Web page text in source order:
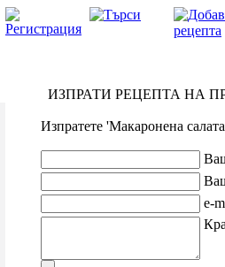
ИЗПРАТИ РЕЦЕПТА НА
Изпратете 'Макаронена
e-